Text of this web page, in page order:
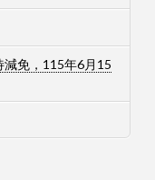
免，115年6月15